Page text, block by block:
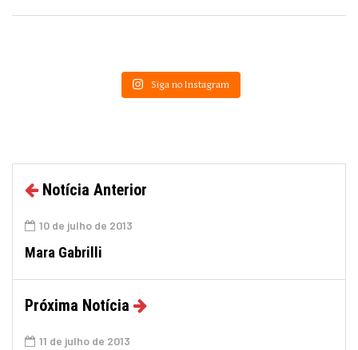
Siga no Instagram
Notícia Anterior
10 de julho de 2013
Mara Gabrilli
Próxima Notícia
11 de julho de 2013